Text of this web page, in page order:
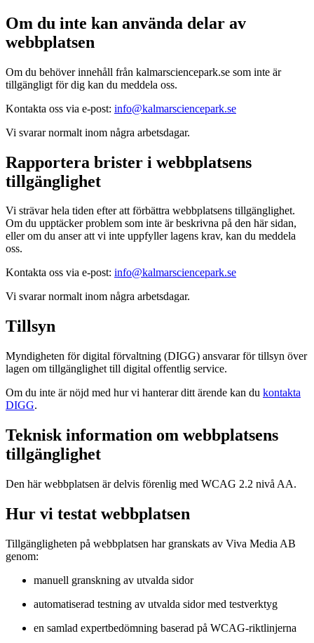
Om du inte kan använda delar av
webbplatsen
Om du behöver innehåll från kalmarsciencepark.se som inte är
tillgängligt för dig kan du meddela oss.
Kontakta oss via e-post: info@kalmarsciencepark.se
Vi svarar normalt inom några arbetsdagar.
Rapportera brister i webbplatsens
tillgänglighet
Vi strävar hela tiden efter att förbättra webbplatsens tillgänglighet.
Om du upptäcker problem som inte är beskrivna på den här sidan,
eller om du anser att vi inte uppfyller lagens krav, kan du meddela
oss.
Kontakta oss via e-post: info@kalmarsciencepark.se
Vi svarar normalt inom några arbetsdagar.
Tillsyn
Myndigheten för digital förvaltning (DIGG) ansvarar för tillsyn över
lagen om tillgänglighet till digital offentlig service.
Om du inte är nöjd med hur vi hanterar ditt ärende kan du kontakta
DIGG.
Teknisk information om webbplatsens
tillgänglighet
Den här webbplatsen är delvis förenlig med WCAG 2.2 nivå AA.
Hur vi testat webbplatsen
Tillgängligheten på webbplatsen har granskats av Viva Media AB
genom:
manuell granskning av utvalda sidor
automatiserad testning av utvalda sidor med testverktyg
en samlad expertbedömning baserad på WCAG-riktlinjerna